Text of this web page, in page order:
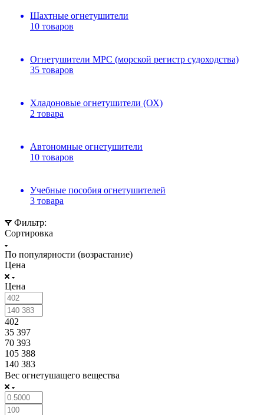
Шахтные огнетушители
10 товаров
Огнетушители МРС (морской регистр судоходства)
35 товаров
Хладоновые огнетушители (ОХ)
2 товара
Автономные огнетушители
10 товаров
Учебные пособия огнетушителей
3 товара
Фильтр:
Сортировка
По популярности (возрастание)
Цена
Цена
402
35 397
70 393
105 388
140 383
Вес огнетушащего вещества